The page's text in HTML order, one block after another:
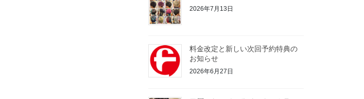
2026年7月13日
料金改定と新しい次回予約特典の
お知らせ
2026年6月27日